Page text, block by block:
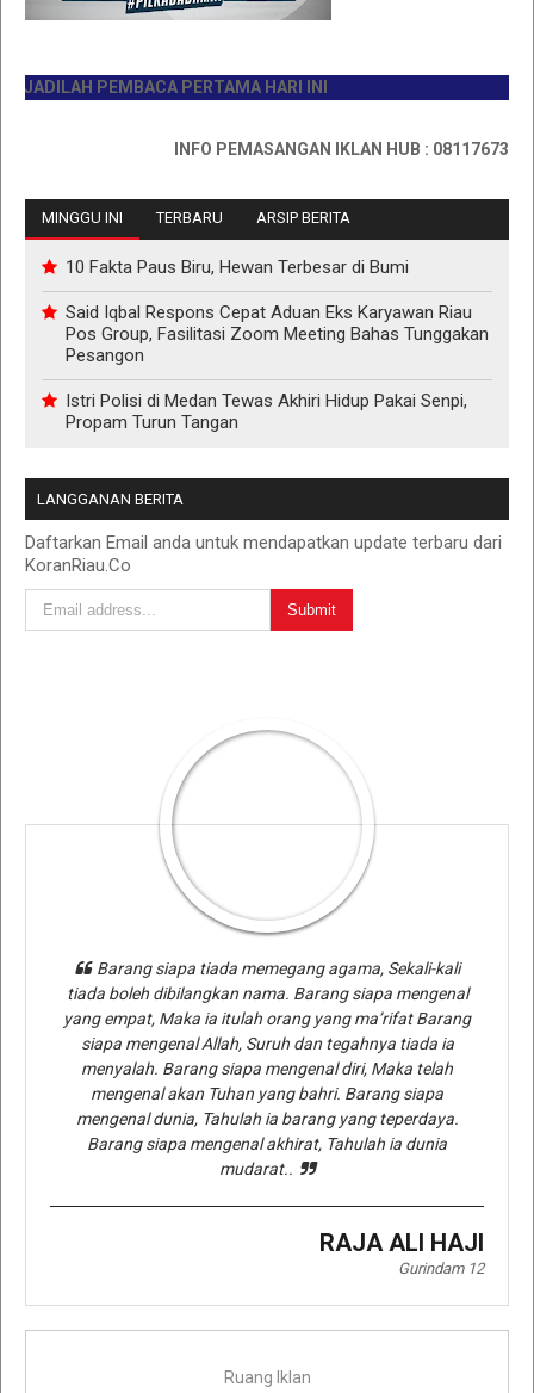
PEMBACA PERTAMA HARI INI
INFO PEMASANGAN IKLAN HUB : 0811767335
MINGGU INI TERBARU ARSIP BERITA
10 Fakta Paus Biru, Hewan Terbesar di Bumi
Said Iqbal Respons Cepat Aduan Eks Karyawan Riau
Pos Group, Fasilitasi Zoom Meeting Bahas Tunggakan
Pesangon
Istri Polisi di Medan Tewas Akhiri Hidup Pakai Senpi,
Propam Turun Tangan
LANGGANAN BERITA
Daftarkan Email anda untuk mendapatkan update terbaru dari
KoranRiau.Co
Barang siapa tiada memegang agama, Sekali-kali
tiada boleh dibilangkan nama. Barang siapa mengenal
yang empat, Maka ia itulah orang yang ma’rifat Barang
siapa mengenal Allah, Suruh dan tegahnya tiada ia
menyalah. Barang siapa mengenal diri, Maka telah
mengenal akan Tuhan yang bahri. Barang siapa
mengenal dunia, Tahulah ia barang yang teperdaya.
Barang siapa mengenal akhirat, Tahulah ia dunia
mudarat..
RAJA ALI HAJI
Gurindam 12
Ruang Iklan